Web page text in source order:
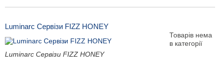
Luminarc Сервізи FIZZ HONEY
Luminarc Сервізи FIZZ HONEY
Товарів нема
в категорії